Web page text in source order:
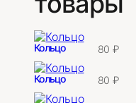
Кольцо 80₽
Кольцо 80₽